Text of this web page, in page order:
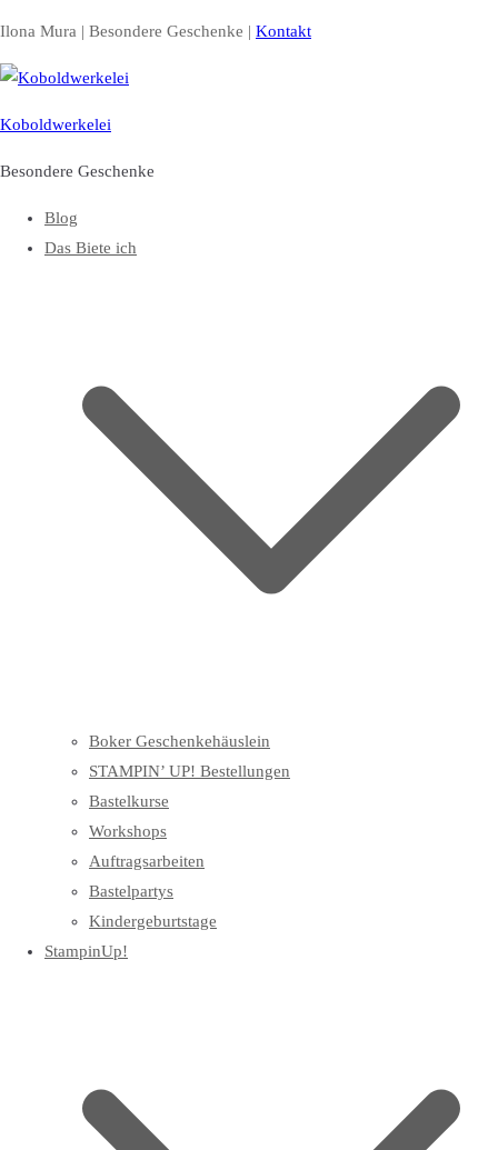
Zum
Inhalt
springen
Ilona Mura | Besondere Geschenke | Kontakt
Koboldwerkelei
Besondere Geschenke
Blog
Das Biete ich
Boker Geschenkehäuslein
STAMPIN’ UP! Bestellungen
Bastelkurse
Workshops
Auftragsarbeiten
Bastelpartys
Kindergeburtstage
StampinUp!